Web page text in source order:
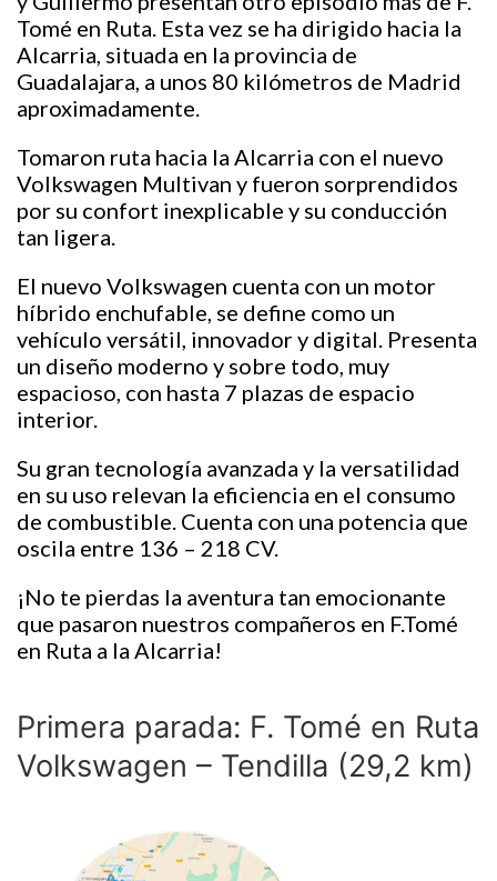
Tomé en Ruta. Esta vez se ha dirigido hacia la
Alcarria, situada en la provincia de
Guadalajara, a unos 80 kilómetros de Madrid
aproximadamente.
Tomaron ruta hacia la Alcarria con el nuevo
Volkswagen Multivan y fueron sorprendidos
por su confort inexplicable y su conducción
tan ligera.
El nuevo Volkswagen cuenta con un motor
híbrido enchufable, se define como un
vehículo versátil, innovador y digital. Presenta
un diseño moderno y sobre todo, muy
espacioso, con hasta 7 plazas de espacio
interior.
Su gran tecnología avanzada y la versatilidad
en su uso relevan la eficiencia en el consumo
de combustible. Cuenta con una potencia que
oscila entre 136 – 218 CV.
¡No te pierdas la aventura tan emocionante
que pasaron nuestros compañeros en F.Tomé
en Ruta a la Alcarria!
Primera parada: F. Tomé en Ruta
Volkswagen – Tendilla (29,2 km)